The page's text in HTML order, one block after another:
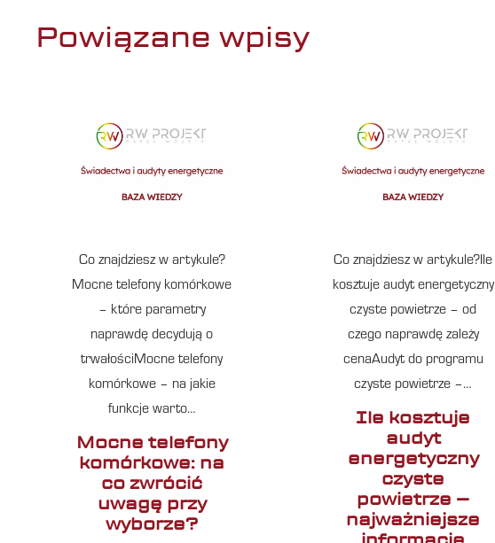
Powiązane wpisy
Co znajdziesz w artykule?
Mocne telefony komórkowe
– które parametry
naprawdę decydują o
trwałościMocne telefony
komórkowe – na jakie
funkcje warto…
Mocne telefony
komórkowe: na
co zwrócić
uwagę przy
wyborze?
Co znajdziesz w artykule?Ile
kosztuje audyt energetyczny
czyste powietrze – od
czego naprawdę zależy
cenaAudyt do programu
czyste powietrze –…
Ile kosztuje
audyt
energetyczny
czyste
powietrze –
najważniejsze